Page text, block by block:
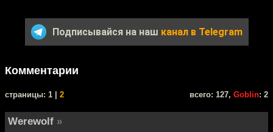
Подписывайся на наш канал в Telegram
Комментарии
cтраницы: 1 | 2 всего: 127, Goblin: 2
Werewolf »